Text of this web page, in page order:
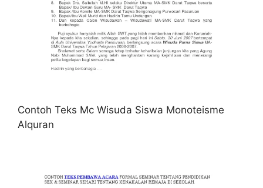
Contoh Teks Mc Wisuda Siswa Monoteisme
Alquran